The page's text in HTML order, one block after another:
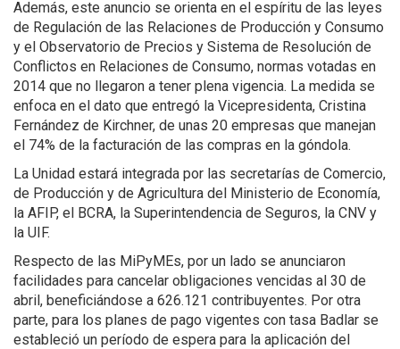
Además, este anuncio se orienta en el espíritu de las leyes
de Regulación de las Relaciones de Producción y Consumo
y el Observatorio de Precios y Sistema de Resolución de
Conflictos en Relaciones de Consumo, normas votadas en
2014 que no llegaron a tener plena vigencia. La medida se
enfoca en el dato que entregó la Vicepresidenta, Cristina
Fernández de Kirchner, de unas 20 empresas que manejan
el 74% de la facturación de las compras en la góndola.
La Unidad estará integrada por las secretarías de Comercio,
de Producción y de Agricultura del Ministerio de Economía,
la AFIP, el BCRA, la Superintendencia de Seguros, la CNV y
la UIF.
Respecto de las MiPyMEs, por un lado se anunciaron
facilidades para cancelar obligaciones vencidas al 30 de
abril, beneficiándose a 626.121 contribuyentes. Por otra
parte, para los planes de pago vigentes con tasa Badlar se
estableció un período de espera para la aplicación del